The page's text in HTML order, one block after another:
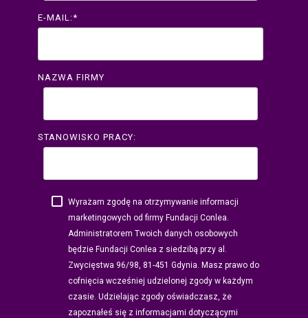
E-MAIL:*
NAZWA FIRMY
STANOWISKO PRACY:
Wyrażam zgodę na otrzymywanie informacji
marketingowych od firmy Fundacji Conlea.
Administratorem Twoich danych osobowych
będzie Fundacji Conlea z siedzibą przy al.
Zwycięstwa 96/98, 81-451 Gdynia. Masz prawo do
cofnięcia wcześniej udzielonej zgody w każdym
czasie. Udzielając zgody oświadczasz, że
zapoznałeś się z informacjami dotyczącymi